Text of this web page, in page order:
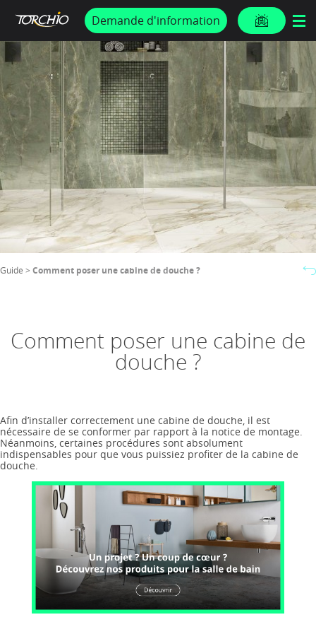
PROMOS & ACTUSDemande d'information
Guide > Comment poser une cabine de douche ?
Comment poser une cabine de
douche ?
Afin d’installer correctement une cabine de douche, il est
nécessaire de se conformer par rapport à la notice de montage.
Néanmoins, certaines procédures sont absolument
indispensables pour que vous puissiez profiter de la cabine de
douche.